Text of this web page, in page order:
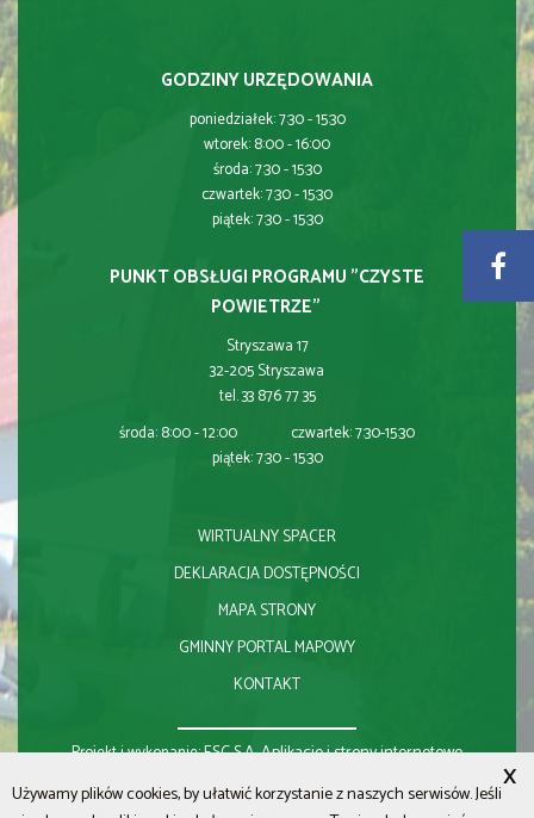
GODZINY URZĘDOWANIA
poniedziałek: 7:30 - 15:30
wtorek: 8:00 - 16:00
środa: 7:30 - 15:30
czwartek: 7:30 - 15:30
piątek: 7:30 - 15:30
PUNKT OBSŁUGI PROGRAMU "CZYSTE
POWIETRZE"
Stryszawa 17
32-205 Stryszawa
tel. 33 876 77 35
środa: 8:00 - 12:00 czwartek: 7:30-15:30
piątek: 7:30 - 15:30
WIRTUALNY SPACER
DEKLARACJA DOSTĘPNOŚCI
MAPA STRONY
GMINNY PORTAL MAPOWY
KONTAKT
Projekt i wykonanie:ESC S.A.Aplikacje i strony internetowe
Używamy plików cookies, by ułatwić korzystanie z naszych serwisów. JeśliX